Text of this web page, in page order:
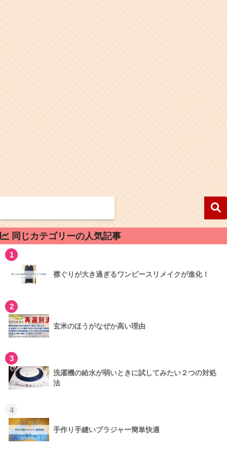
同じカテゴリーの人気記事
1
襟ぐりが大き過ぎるワンピースリメイクが進化！
2
玄米のほうがなぜか高い理由
3
洗濯機の給水が弱いときに試してみたい２つの対処
法
4
手作り手縫いブラジャー簡単快適